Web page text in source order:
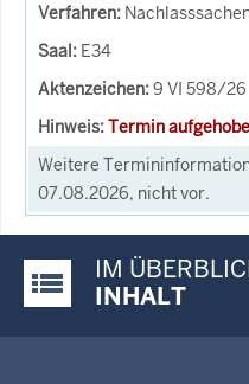
E34
9 VI 598/26
Termin
Weitere
07.08.2026, nicht vor.
Justiz-Portal im
IM
INHALT